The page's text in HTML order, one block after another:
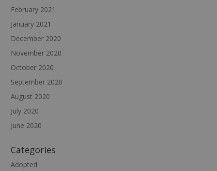
February 2021
January 2021
December 2020
November 2020
October 2020
September 2020
August 2020
July 2020
June 2020
Categories
Adopted